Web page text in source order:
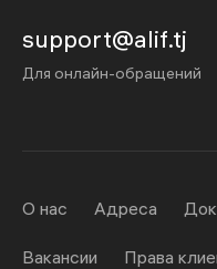
support@alif.tj
Для онлайн-обращений
О нас Адреса
Вакансии Права